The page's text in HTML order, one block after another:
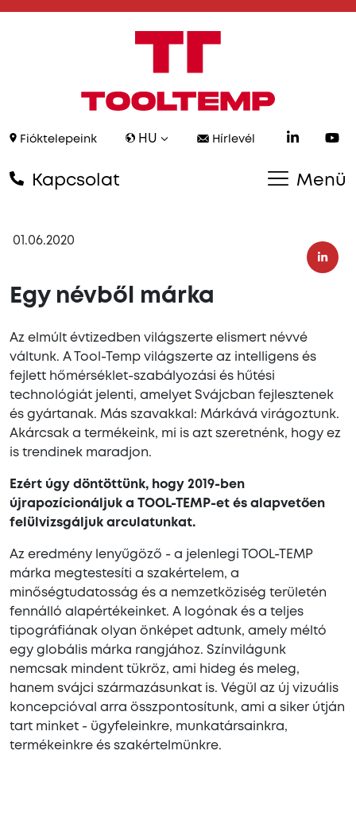
Fióktelepeink HU Hírlevél
Kapcsolat Menü
01.06.2020
Egy névből márka
Az elmúlt évtizedben világszerte elismert névvé
váltunk. A Tool-Temp világszerte az intelligens és
fejlett hőmérséklet-szabályozási és hűtési
technológiát jelenti, amelyet Svájcban fejlesztenek
és gyártanak. Más szavakkal: Márkává virágoztunk.
Akárcsak a termékeink, mi is azt szeretnénk, hogy ez
is trendinek maradjon.
Ezért úgy döntöttünk, hogy 2019-ben
újrapozícionáljuk a TOOL-TEMP-et és alapvetően
felülvizsgáljuk arculatunkat.
Az eredmény lenyűgöző - a jelenlegi TOOL-TEMP
márka megtestesíti a szakértelem, a
minőségtudatosság és a nemzetköziség területén
fennálló alapértékeinket. A logónak és a teljes
tipográfiának olyan önképet adtunk, amely méltó
egy globális márka rangjához. Színvilágunk
nemcsak mindent tükröz, ami hideg és meleg,
hanem svájci származásunkat is. Végül az új vizuális
koncepcióval arra összpontosítunk, ami a siker útján
tart minket - ügyfeleinkre, munkatársainkra,
termékeinkre és szakértelmünkre.